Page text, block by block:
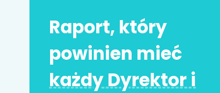
Adres e-mail*
Raport, który
powinien mieć
każdy Dyrektor i